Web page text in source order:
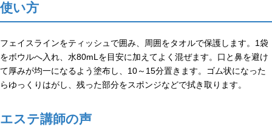
使い方
フェイスラインをティッシュで囲み、周囲をタオルで保護します。1袋
をボウルへ入れ、水80mLを目安に加えてよく混ぜます。口と鼻を避け
て厚みが均一になるよう塗布し、10～15分置きます。ゴム状になった
らゆっくりはがし、残った部分をスポンジなどで拭き取ります。
エステ講師の声